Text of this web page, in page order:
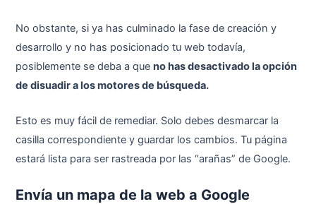
No obstante, si ya has culminado la fase de creación y
desarrollo y no has posicionado tu web todavía,
posiblemente se deba a queno has desactivado la opción
de disuadir a los motores de búsqueda.
Esto es muy fácil de remediar. Solo debes desmarcar la
casilla correspondiente y guardar los cambios. Tu página
estará lista para ser rastreada por las “arañas” de Google.
Envía un mapa de la web a Google